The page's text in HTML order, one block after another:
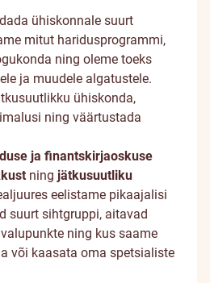
ühiskonnale suurt
mitut haridusprogrammi,
ning oleme toeks
ja muudele algatustele.
ühiskonda,
ning väärtustada
ja finantskirjaoskuse
ning jätkusuutliku
eelistame pikaajalisi
suurt sihtgruppi, aitavad
ning kus saame
või kaasata oma spetsialiste